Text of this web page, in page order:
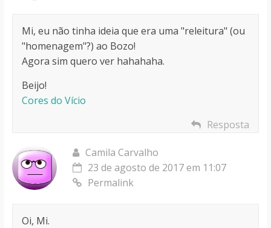
Mi, eu não tinha ideia que era uma "releitura" (ou
"homenagem"?) ao Bozo!
Agora sim quero ver hahahaha.
Beijo!
Cores do Vício
Resposta
Camila Carvalho
23 de agosto de 2017 em 11:07
Permalink
Oi, Mi.